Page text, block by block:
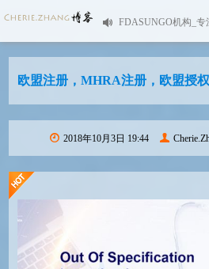
FDASUNGO机构_
欧盟注册，MHRA注册，欧盟授
2018年10月3日 19:44